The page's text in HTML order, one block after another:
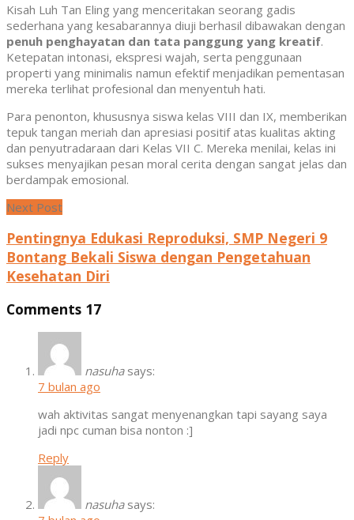
Kisah Luh Tan Eling yang menceritakan seorang gadis
sederhana yang kesabarannya diuji berhasil dibawakan dengan
penuh penghayatan dan tata panggung yang kreatif.
Ketepatan intonasi, ekspresi wajah, serta penggunaan
properti yang minimalis namun efektif menjadikan pementasan
mereka terlihat profesional dan menyentuh hati.
Para penonton, khususnya siswa kelas VIII dan IX, memberikan
tepuk tangan meriah dan apresiasi positif atas kualitas akting
dan penyutradaraan dari Kelas VII C. Mereka menilai, kelas ini
sukses menyajikan pesan moral cerita dengan sangat jelas dan
berdampak emosional.
Next Post
Pentingnya Edukasi Reproduksi, SMP Negeri 9
Bontang Bekali Siswa dengan Pengetahuan
Kesehatan Diri
Comments 17
nasuha says:
7 bulan ago
wah aktivitas sangat menyenangkan tapi sayang saya
jadi npc cuman bisa nonton :]
Reply
nasuha says: